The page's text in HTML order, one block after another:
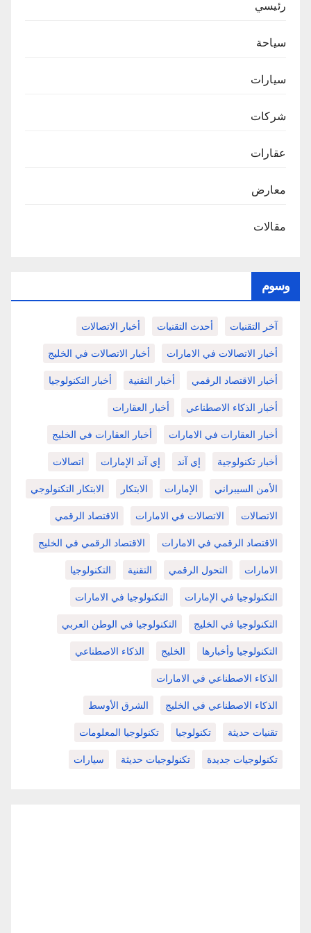
رئيسي
سياحة
سيارات
شركات
عقارات
معارض
مقالات
وسوم
آخر التقنيات أحدث التقنيات أخبار الاتصالات
أخبار الاتصالات في الامارات أخبار الاتصالات في الخليج
أخبار الاقتصاد الرقمي أخبار التقنية أخبار التكنولوجيا
أخبار الذكاء الاصطناعي أخبار العقارات
أخبار العقارات في الامارات أخبار العقارات في الخليج
أخبار تكنولوجية إي آند إي آند الإمارات اتصالات
الأمن السيبراني الإمارات الابتكار الابتكار التكنولوجي
الاتصالات الاتصالات في الامارات الاقتصاد الرقمي
الاقتصاد الرقمي في الامارات الاقتصاد الرقمي في الخليج
الامارات التحول الرقمي التقنية التكنولوجيا
التكنولوجيا في الإمارات التكنولوجيا في الامارات
التكنولوجيا في الخليج التكنولوجيا في الوطن العربي
التكنولوجيا وأخبارها الخليج الذكاء الاصطناعي
الذكاء الاصطناعي في الامارات
الذكاء الاصطناعي في الخليج الشرق الأوسط
تقنيات حديثة تكنولوجيا تكنولوجيا المعلومات
تكنولوجيات جديدة تكنولوجيات حديثة سيارات